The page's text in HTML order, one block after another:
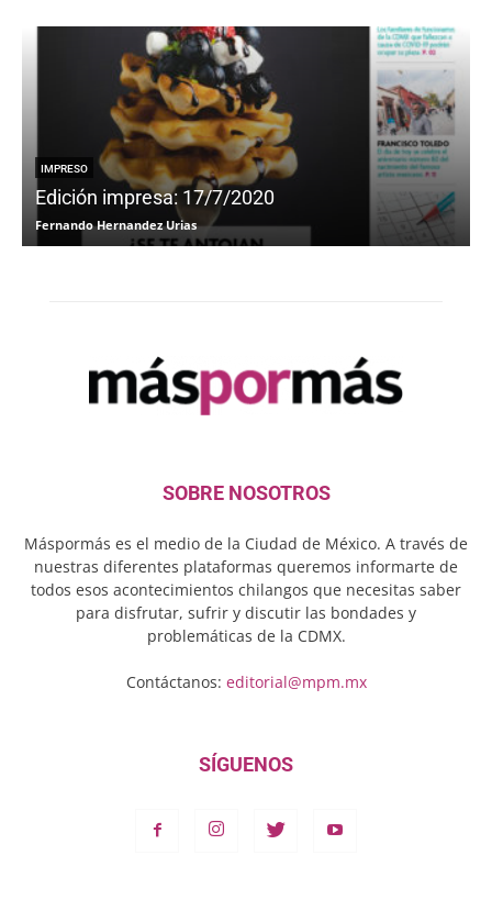
IMPRESO
Edición impresa: 17/7/2020
Fernando Hernandez Urias
SOBRE NOSOTROS
Máspormás es el medio de la Ciudad de México. A través de
nuestras diferentes plataformas queremos informarte de
todos esos acontecimientos chilangos que necesitas saber
para disfrutar, sufrir y discutir las bondades y
problemáticas de la CDMX.
Contáctanos: editorial@mpm.mx
SÍGUENOS